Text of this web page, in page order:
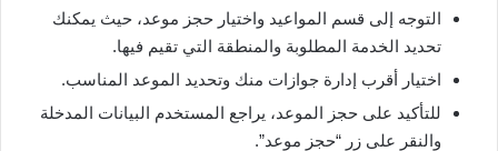
التوجه إلى قسم المواعيد واختيار حجز موعد، حيث يمكنك
تحديد الخدمة المطلوبة والمنطقة التي تقيم فيها.
اختيار أقرب إدارة جوازات منك وتحديد الموعد المناسب.
للتأكيد على حجز الموعد، يراجع المستخدم البيانات المدخلة
والنقر على زر “حجز موعد”.